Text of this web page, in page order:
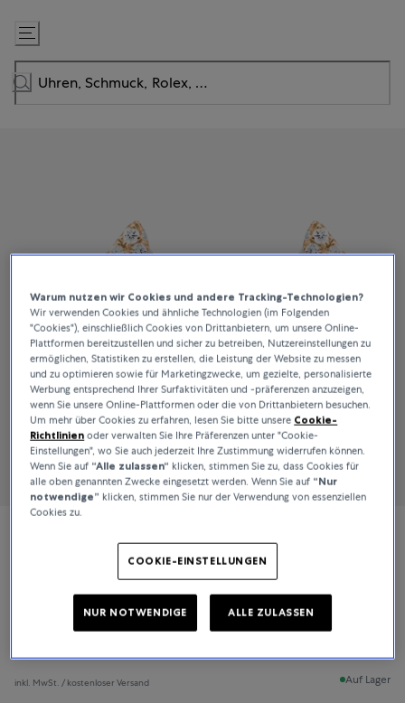
Zum
Inhalt
springen
Bucherer Fine Jewellery
inkl. MwSt. / kostenloser Versand Auf Lager
Warum nutzen wir Cookies und andere Tracking-Technologien?
Wir verwenden Cookies und ähnliche Technologien (im Folgenden
"Cookies"), einschließlich Cookies von Drittanbietern, um unsere Online-
Plattformen bereitzustellen und sicher zu betreiben, Nutzereinstellungen zu
ermöglichen, Statistiken zu erstellen, die Leistung der Website zu messen
und zu optimieren sowie für Marketingzwecke, um gezielte, personalisierte
Werbung entsprechend Ihrer Surfaktivitäten und -präferenzen anzuzeigen,
wenn Sie unsere Online-Plattformen oder die von Drittanbietern besuchen.
Um mehr über Cookies zu erfahren, lesen Sie bitte unsere Cookie-
Richtlinien oder verwalten Sie Ihre Präferenzen unter "Cookie-
Einstellungen", wo Sie auch jederzeit Ihre Zustimmung widerrufen können.
Wenn Sie auf “Alle zulassen“ klicken, stimmen Sie zu, dass Cookies für
alle oben genannten Zwecke eingesetzt werden. Wenn Sie auf “Nur
notwendige” klicken, stimmen Sie nur der Verwendung von essenziellen
Cookies zu.
COOKIE-EINSTELLUNGEN
NUR NOTWENDIGE ALLE ZULASSEN